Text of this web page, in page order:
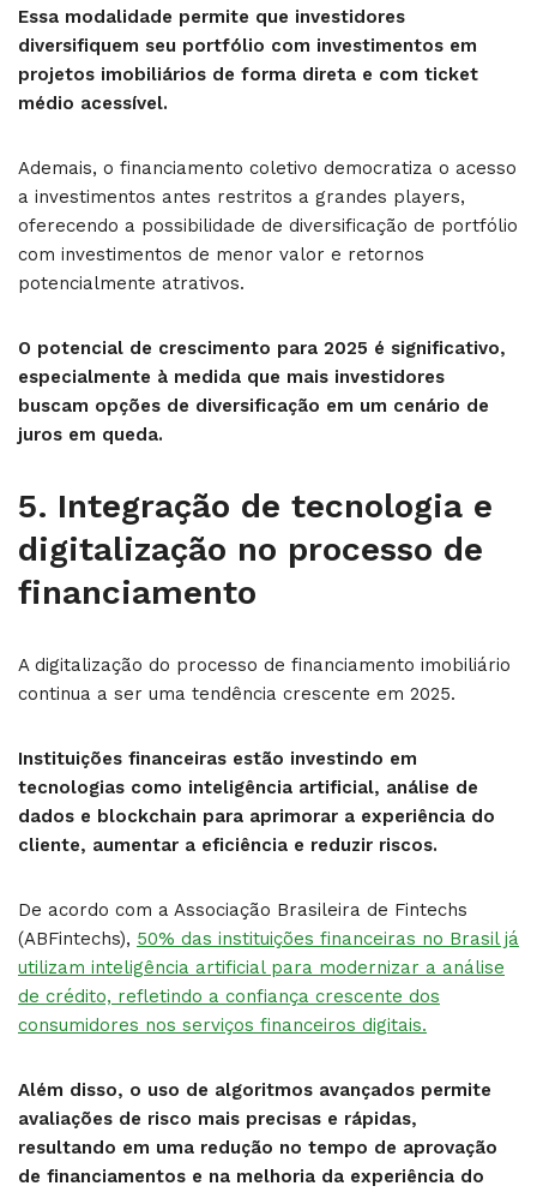
Essa modalidade permite que investidores
diversifiquem seu portfólio com investimentos em
projetos imobiliários de forma direta e com ticket
médio acessível.
Ademais, o financiamento coletivo democratiza o acesso
a investimentos antes restritos a grandes players,
oferecendo a possibilidade de diversificação de portfólio
com investimentos de menor valor e retornos
potencialmente atrativos.
O potencial de crescimento para 2025 é significativo,
especialmente à medida que mais investidores
buscam opções de diversificação em um cenário de
juros em queda.
5. Integração de tecnologia e
digitalização no processo de
financiamento
A digitalização do processo de financiamento imobiliário
continua a ser uma tendência crescente em 2025.
Instituições financeiras estão investindo em
tecnologias como inteligência artificial, análise de
dados e blockchain para aprimorar a experiência do
cliente, aumentar a eficiência e reduzir riscos.
De acordo com a Associação Brasileira de Fintechs
(ABFintechs), 50% das instituições financeiras no Brasil já
utilizam inteligência artificial para modernizar a análise
de crédito, refletindo a confiança crescente dos
consumidores nos serviços financeiros digitais.
Além disso, o uso de algoritmos avançados permite
avaliações de risco mais precisas e rápidas,
resultando em uma redução no tempo de aprovação
de financiamentos e na melhoria da experiência do